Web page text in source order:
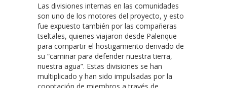
Las divisiones internas en las comunidades
son uno de los motores del proyecto, y esto
fue expuesto también por las compañeras
tseltales, quienes viajaron desde Palenque
para compartir el hostigamiento derivado de
su “caminar para defender nuestra tierra,
nuestra agua”. Estas divisiones se han
multiplicado y han sido impulsadas por la